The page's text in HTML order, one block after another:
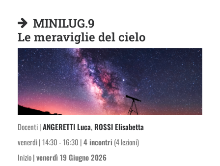
MINILUG.9
Le meraviglie del cielo
Docenti |ANGERETTI Luca, ROSSI Elisabetta
venerdì | 14:30 - 16:30 |4 incontri (4 lezioni)
Inizio |venerdì 19 Giugno 2026